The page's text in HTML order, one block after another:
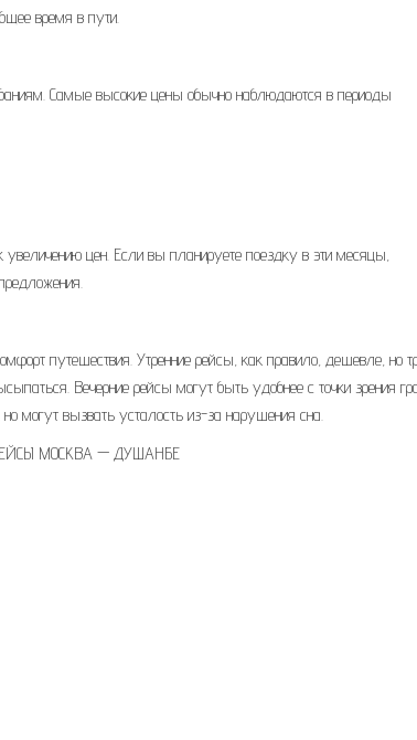
время в пути.
Самые высокие цены обычно наблюдаются в периоды
увеличению цен. Если вы планируете поездку в эти месяцы,
путешествия. Утренние рейсы, как правило, дешевле, но
Вечерние рейсы могут быть удобнее с точки зрения
могут вызвать усталость из-за нарушения сна.
МОСКВА — ДУШАНБЕ